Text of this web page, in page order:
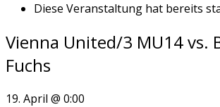
Diese Veranstaltung hat bereits
Vienna United/3 MU14 vs.
Fuchs
19. April @ 0:00